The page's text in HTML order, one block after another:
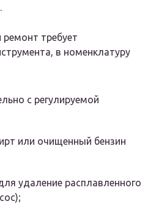
требует
в номенклатуру
с регулируемой
или очищенный бензин
удаление расплавленного